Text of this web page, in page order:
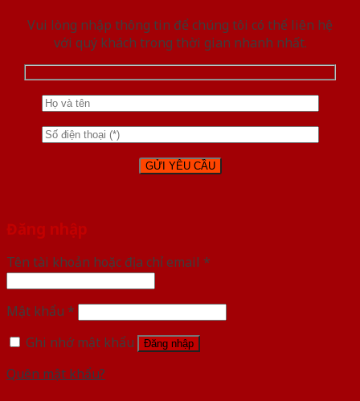
Vui lòng nhập thông tin để chúng tôi có thể liên hệ
với quý khách trong thời gian nhanh nhất.
Đăng nhập
Tên tài khoản hoặc địa chỉ email *
Mật khẩu *
Ghi nhớ mật khẩu
Đăng nhập
Quên mật khẩu?